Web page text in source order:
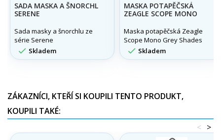
SADA MASKA A ŠNORCHL
SERENE
Sada masky a šnorchlu ze
série Serene
 Skladem
MASKA POTAPĚČSKÁ
ZEAGLE SCOPE MONO
Maska potapěčská Zeagle
Scope Mono Grey Shades
Camo Doprodej
 Skladem
ZÁKAZNÍCI, KTEŘÍ SI KOUPILI TENTO PRODUKT,
KOUPILI TAKÉ:
>
<